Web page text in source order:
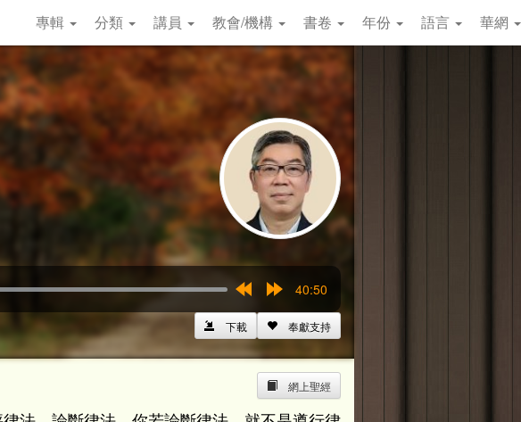
專輯 分類 講員 教會/機構 書卷 年份 語言 華網
15s
15s
40:50
奉獻支持
下載
網上聖經